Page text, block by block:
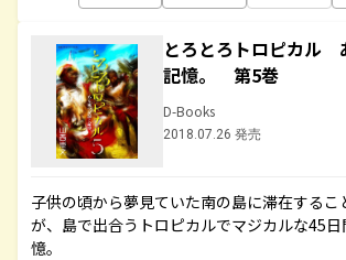
とろとろトロピカル
記憶。 第5巻
D-Books
2018.07.26 発売
子供の頃から夢見ていた南の島に滞在するこ
が、島で出合うトロピカルでマジカルな45
憶。